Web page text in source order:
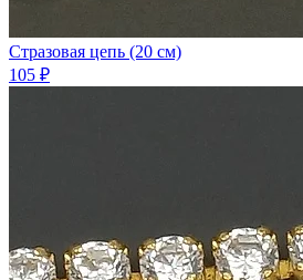
Стразовая цепь (20 см)
105 ₽